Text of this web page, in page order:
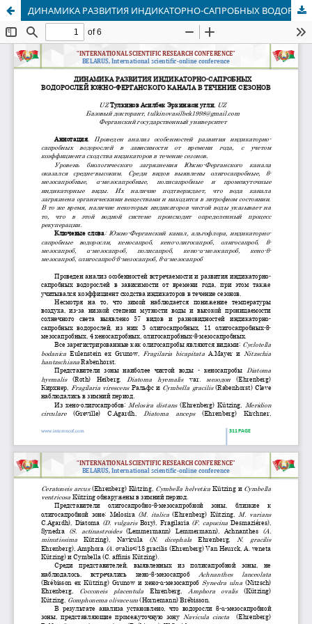
ДИНАМИКА РАЗВИТИЯ ИНДИКАТОРНО-САПРОБНЫХ ВОДОРОСЛЕЙ ЮЖНО-ФЕРГАНСКОГО КАНАЛА В ТЕЧЕНИЕ СЕЗОНОВ